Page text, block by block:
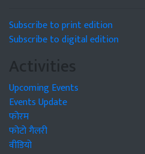
Subscribe to print edition
Subscribe to digital edition
Activities
Upcoming Events
Events Update
फोरम
फोटो गैलरी
वीडियो